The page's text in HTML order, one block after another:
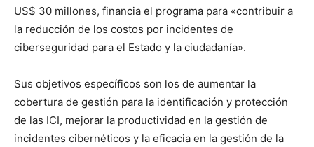
US$ 30 millones, financia el programa para «contribuir a
la reducción de los costos por incidentes de
ciberseguridad para el Estado y la ciudadanía».
Sus objetivos específicos son los de aumentar la
cobertura de gestión para la identificación y protección
de las ICI, mejorar la productividad en la gestión de
incidentes cibernéticos y la eficacia en la gestión de la